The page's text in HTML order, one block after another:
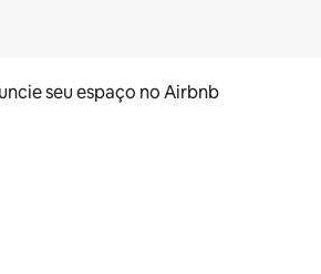
seu espaço no Airbnb